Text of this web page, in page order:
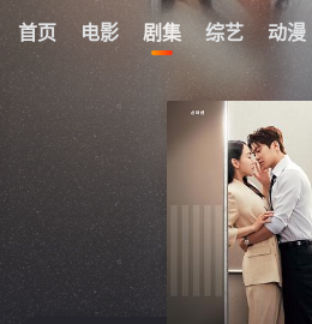
首页 电影 剧集 综艺 动漫
我的观影记录
暂无观看影片的记录